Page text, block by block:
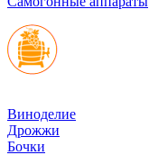
Виноделие
Дрожжи
Бочки